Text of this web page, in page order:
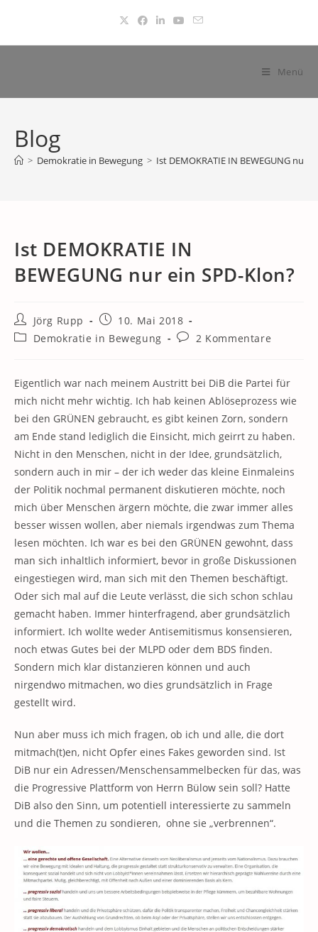
springen
Menü
Blog
> Demokratie in Bewegung > Ist DEMOKRATIE IN BEWEGUNG nur
Ist DEMOKRATIE IN
BEWEGUNG nur ein SPD-Klon?
Beitrags-
Autor:
Jörg Rupp
Beitrag
veröffentlicht:
10. Mai 2018
Beitrags-
Demokratie in Bewegung
Beitrags-
2 Kommentare
Eigentlich war nach meinem Austritt bei DiB die Partei für
mich nicht mehr wichtig. Ich hab keinen Ablöseprozess wie
bei den GRÜNEN gebraucht, es gibt keinen Zorn, sondern
am Ende stand lediglich die Einsicht, mich geirrt zu haben.
Nicht in den Menschen, nicht in der Idee, grundsätzlich,
sondern auch in mir – der ich weder das kleine Einmaleins
der Politik nochmal permanent diskutieren möchte, noch
mich über Menschen ärgern möchte, die zwar immer alles
besser wissen wollen, aber niemals irgendwas zum Thema
lesen möchten. Ich war es bei den GRÜNEN gewohnt, dass
man sich inhaltlich informiert, bevor in große Diskussionen
eingestiegen wird, man sich mit den Themen beschäftigt.
Oder sich mal auf die Leute verlässt, die sich schon schlau
gemacht haben. Immer hinterfragend, aber grundsätzlich
informiert. Ich wollte weder Antisemitismus konsensieren,
noch etwas Gutes bei der MLPD oder dem BDS finden.
Sondern mich klar distanzieren können und auch
nirgendwo mitmachen, wo dies grundsätzlich in Frage
gestellt wird.
Nun aber muss ich mich fragen, ob ich und alle, die dort
mitmach(t)en, nicht Opfer eines Fakes geworden sind. Ist
DiB nur ein Adressen/Menschensammelbecken für das, was
die Progressive Plattform von Herrn Bülow sein soll? Hatte
DiB also den Sinn, um potentiell interessierte zu sammeln
und die Themen zu sondieren, ohne sie „verbrennen“.